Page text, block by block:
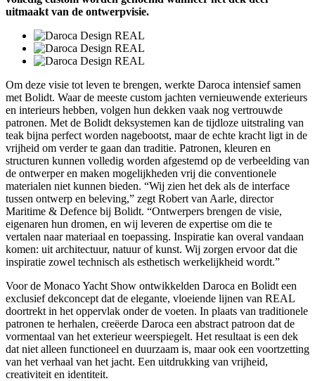
uitmaakt van de ontwerpvisie.
Om deze visie tot leven te brengen, werkte Daroca intensief samen
met Bolidt. Waar de meeste custom jachten vernieuwende exterieurs
en interieurs hebben, volgen hun dekken vaak nog vertrouwde
patronen. Met de Bolidt deksystemen kan de tijdloze uitstraling van
teak bijna perfect worden nagebootst, maar de echte kracht ligt in de
vrijheid om verder te gaan dan traditie. Patronen, kleuren en
structuren kunnen volledig worden afgestemd op de verbeelding van
de ontwerper en maken mogelijkheden vrij die conventionele
materialen niet kunnen bieden. “Wij zien het dek als de interface
tussen ontwerp en beleving,” zegt Robert van Aarle, director
Maritime & Defence bij Bolidt. “Ontwerpers brengen de visie,
eigenaren hun dromen, en wij leveren de expertise om die te
vertalen naar materiaal en toepassing. Inspiratie kan overal vandaan
komen: uit architectuur, natuur of kunst. Wij zorgen ervoor dat die
inspiratie zowel technisch als esthetisch werkelijkheid wordt.”
Voor de Monaco Yacht Show ontwikkelden Daroca en Bolidt een
exclusief dekconcept dat de elegante, vloeiende lijnen van REAL
doortrekt in het oppervlak onder de voeten. In plaats van traditionele
patronen te herhalen, creëerde Daroca een abstract patroon dat de
vormentaal van het exterieur weerspiegelt. Het resultaat is een dek
dat niet alleen functioneel en duurzaam is, maar ook een voortzetting
van het verhaal van het jacht. Een uitdrukking van vrijheid,
creativiteit en identiteit.